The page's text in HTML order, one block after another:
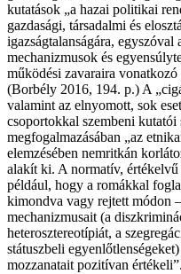
kutatások „a hazai politikai
gazdasági, társadalmi és
igazságtalanságára,
mechanizmusok és
működési zavaraira
(Borbély 2016, 194. p.) A
valamint az elnyomott, sok
csoportokkal szembeni
megfogalmazásában „az
elemzésében nemritkán
alakít ki. A normatív,
például, hogy a romákkal
kimondva vagy rejtett módon
mechanizmusait (a
heterosztereotípiát, a
státuszbeli
mozzanatait pozitívan